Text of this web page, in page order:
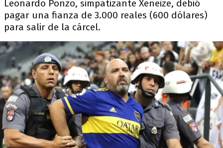
Leonardo Ponzo, simpatizante Xeneize, debió
pagar una fianza de 3.000 reales (600 dólares)
para salir de la cárcel.